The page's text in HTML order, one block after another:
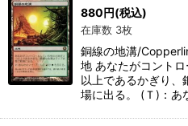
880円(税込)
在庫数 3枚
銅線の地溝/
地 あなたがコント
以上であるかぎり、
場に出る。 (Ｔ)：あ